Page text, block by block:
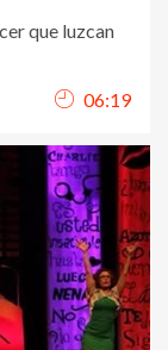
que luzcan
06:19